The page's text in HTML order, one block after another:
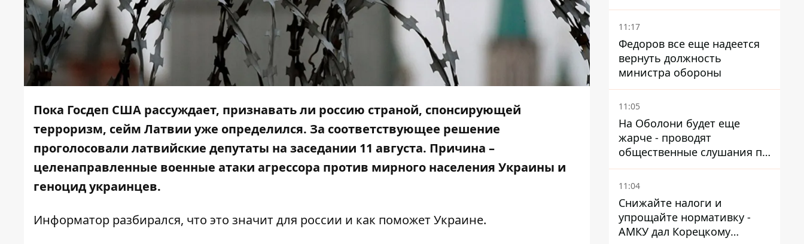
Пока Госдеп США рассуждает, признавать ли россию страной, спонсирующей
терроризм, сейм Латвии уже определился. За соответствующее решение
проголосовали латвийские депутаты на заседании 11 августа. Причина –
целенаправленные военные атаки агрессора против мирного населения Украины и
геноцид украинцев.
Информатор разбирался, что это значит для россии и как поможет Украине.
что не хотел платить по
квитанциям
11:17
Федоров все еще надеется
вернуть должность
министра обороны
11:05
На Оболони будет еще
жарче - проводят
общественные слушания по
поводу храма УГКЦ на
Северной
11:04
Снижайте налоги и
упрощайте нормативку -
АМКУ дал Корецкому